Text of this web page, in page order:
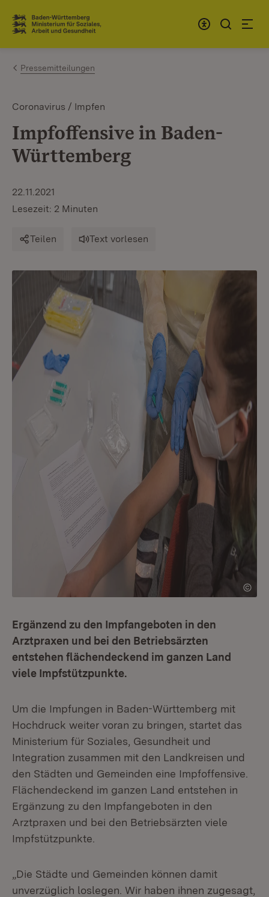
Zum Inhalt springen
Link zur Startseite
Pressemitteilungen
Coronavirus / Impfen
Impfoffensive in Baden-
Württemberg
22.11.2021
Lesezeit: 2 Minuten
Teilen Text vorlesen
Ergänzend zu den Impfangeboten in den
Arztpraxen und bei den Betriebsärzten
entstehen flächendeckend im ganzen Land
viele Impfstützpunkte.
Um die Impfungen in Baden-Württemberg mit
Hochdruck weiter voran zu bringen, startet das
Ministerium für Soziales, Gesundheit und
Integration zusammen mit den Landkreisen und
den Städten und Gemeinden eine Impfoffensive.
Flächendeckend im ganzen Land entstehen in
Ergänzung zu den Impfangeboten in den
Arztpraxen und bei den Betriebsärzten viele
Impfstützpunkte.
„Die Städte und Gemeinden können damit
unverzüglich loslegen. Wir haben ihnen zugesagt,